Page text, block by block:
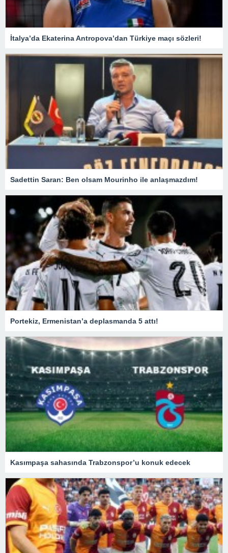
İtalya’da Ekaterina Antropova’dan Türkiye maçı sözleri!
Sadettin Saran: Ben olsam Mourinho ile anlaşmazdım!
Portekiz, Ermenistan’a deplasmanda 5 attı!
Kasımpaşa sahasında Trabzonspor’u konuk edecek